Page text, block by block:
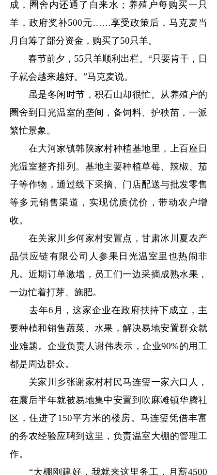
成，圈舍内还通了自来水；养殖户每购买一只
羊，政府奖补500元……享受政策后，马克麦当
月自筹了部分资金，购买了50只羊。
春节前夕，55只羊顺利出栏。“只要肯干，日
子就会越来越好。”马克麦说。
虽是冬闲时节，积石山却很忙。从养殖户的
圈舍到日光温室的垄间，备饲料、护秧苗，一派
繁忙景象。
在大河家镇韩陕家村种植基地里，上百座日
光温室整齐排列。基地主要种植草莓、辣椒、茄
子等作物，通过线下采摘、门店配送与批发零售
等多元销售渠道，实现优质优价，带动农户增
收。
在关家川乡何家村安置点，甘肃冰川夏农产
品供应链有限公司人参果日光温室里也热闹非
凡。近期订单激增，员工们一边采摘成熟水果，
一边忙着打芽、施肥。
去年6月，这家企业在政府扶持下成立，主
要种植和销售蔬菜、水果，解决易地安置群众就
业难题。企业负责人谢伟表示，企业90%的用工
都是周边群众。
关家川乡张谢家村村民马连玺一家六口人，
在震后半年就被易地集中安置到吹麻滩镇华腾社
区，住进了150平方米的楼房。马连玺凭借丰富
的务农经验应聘到这里，负责温室大棚的管理工
作。
“大棚刚建好，我就来这里务工，月薪4500